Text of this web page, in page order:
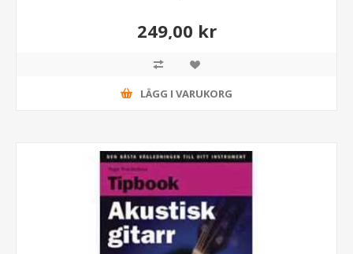
249,00 kr
LÄGG I VARUKORG